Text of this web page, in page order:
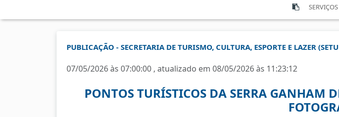
PUBLICAÇÃO - SECRETARIA DE TURISMO, CULTURA, ESPORTE E LAZER
07/05/2026 às 07:00:00 , atualizado em 08/05/2026 às 11:23:12
PONTOS TURÍSTICOS DA SERRA GANHAM